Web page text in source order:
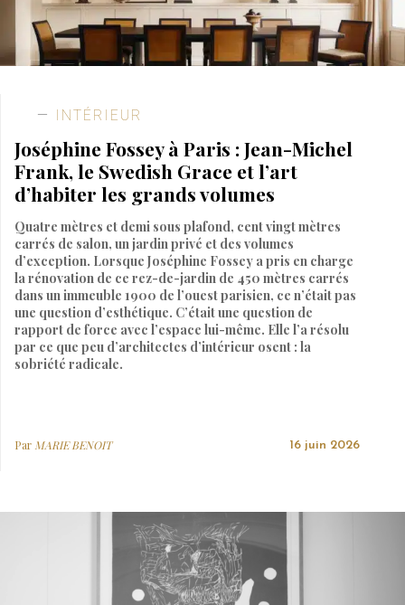
INTÉRIEUR
Joséphine Fossey à Paris : Jean-Michel
Frank, le Swedish Grace et l’art
d’habiter les grands volumes
Quatre mètres et demi sous plafond, cent vingt mètres
carrés de salon, un jardin privé et des volumes
d’exception. Lorsque Joséphine Fossey a pris en charge
la rénovation de ce rez-de-jardin de 450 mètres carrés
dans un immeuble 1900 de l’ouest parisien, ce n’était pas
une question d’esthétique. C’était une question de
rapport de force avec l’espace lui-même. Elle l’a résolu
par ce que peu d’architectes d’intérieur osent : la
sobriété radicale.
ParMARIE BENOIT 16 juin 2026